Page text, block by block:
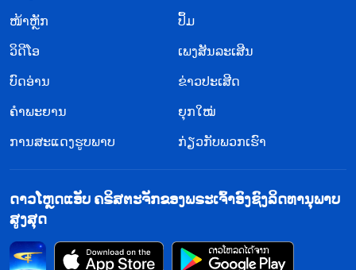
​ໜ້າຫຼັກ
ປຶ້ມ
ວິ​ດີ​ໂອ
ເພງສັນລະເສີນ
ບົດອ່ານ
ຂ່າວປະເສີດ
ຄຳພະຍານ
ຍຸກໃໝ່
ການສະແດງຮູບພາບ
ກ່ຽວກັບພວກເຮົາ
ດາວໂຫຼດແອັບ ຄຣິສຕະຈັກຂອງພຣະເຈົ້າອົງຊົງລິດທານຸພາບ
ສູງສຸດ